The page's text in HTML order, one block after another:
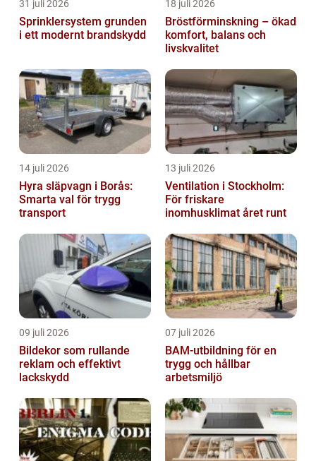
31 juli 2026
Sprinklersystem grunden
i ett modernt brandskydd
18 juli 2026
Bröstförminskning – ökad
komfort, balans och
livskvalitet
14 juli 2026
Hyra släpvagn i Borås:
Smarta val för trygg
transport
13 juli 2026
Ventilation i Stockholm:
För friskare
inomhusklimat året runt
09 juli 2026
Bildekor som rullande
reklam och effektivt
lackskydd
07 juli 2026
BAM-utbildning för en
trygg och hållbar
arbetsmiljö